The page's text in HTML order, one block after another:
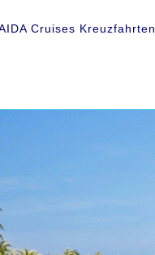
Cruises Kreuzfahrten